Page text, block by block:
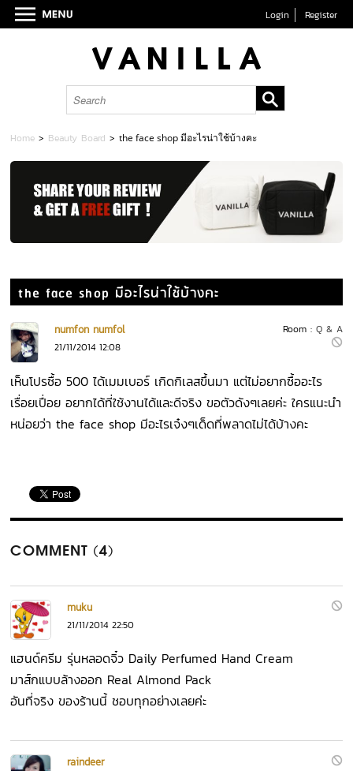
Login Register
Home > Beauty Board >the face shop มีอะไรน่าใช้บ้างคะ
the face shop มีอะไรน่าใช้บ้างคะ
Room : Q & A
numfon numfol
21/11/2014 12:08
เห็นโปรซื้อ 500 ได้เมมเบอร์ เกิดกิเลสขึ้นมา แต่ไม่อยากซื้ออะไร
เรื่อยเปื่อย อยากได้ที่ใช้งานได้และดีจริง ขอตัวดังๆเลยค่ะ ใครแนะนำ
หน่อยว่า the face shop มีอะไรเจ๋งๆเด็ดที่พลาดไม่ได้บ้างคะ
COMMENT (4)
muku
21/11/2014 22:50
แฮนด์ครีม รุ่นหลอดจิ๋ว Daily Perfumed Hand Cream
มาส์กแบบล้างออก Real Almond Pack
อันที่จริง ของร้านนี้ ชอบทุกอย่างเลยค่ะ
raindeer